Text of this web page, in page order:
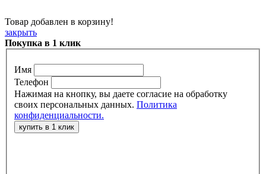
Товар добавлен в корзину!
закрыть
Покупка в 1 клик
Имя
Телефон
Нажимая на кнопку, вы даете согласие на обработку
своих персональных данных. Политика
конфиденциальности.